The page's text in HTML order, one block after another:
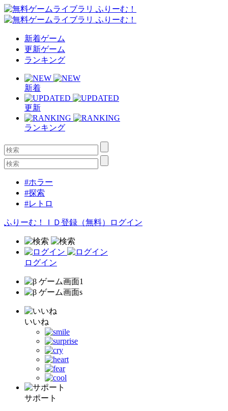
新着ゲーム
更新ゲーム
ランキング
新着
更新
ランキング
#ホラー
#探索
#レトロ
ふりーむ！ＩＤ登録（無料） ログイン
ログイン
いいね
サポート